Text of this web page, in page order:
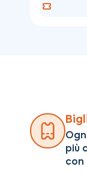
più
con